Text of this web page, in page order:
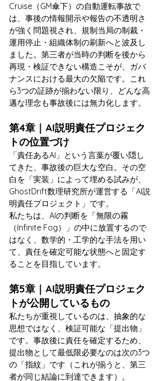
Cruise（GM傘下）の自動運転事故で
は、事後の情報開示や報告の不透明さ
が強く問題視され、規制当局の制裁・
運用停止・組織体制の刷新へと波及し
ました。第三者が当時の判断を後から
再現・検証できない構造こそが、ガバ
ナンスにおける最大の欠陥です。これ
ら3つの証跡が揃わない限り、どんな高
邁な理念も事故後には無力化します。
第4章｜AI説明責任プロジェク
トの位置づけ
「責任あるAI」という言葉が覆い隠し
てきた、事故後の巨大な空白。その空
白を「実装」によって埋める試みが、
GhostDrift数理研究所が運営する「AI説
明責任プロジェクト」です。
私たちは、AIの判断を「無限の霧
（Infinite Fog）」の中に放置するので
はなく、数学的・工学的な手法を用い
て、責任を確定可能な状態へと固定す
ることを目指しています。
第5章｜AI説明責任プロジェク
トが公開しているもの
私たちが重視しているのは、抽象的な
思想ではなく、検証可能な「提出物」
です。事故後に責任を確定するため、
提出物として最低限必要なのは次の3つ
の「指紋」です（これが揃うと、第三
者が同じ結論に到達できます）。